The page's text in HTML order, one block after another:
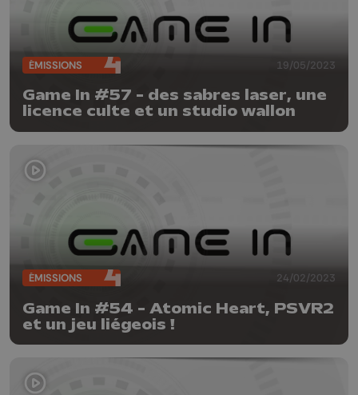
ÉMISSIONS 19/05/2023
Game In #57 - des sabres laser, une
licence culte et un studio wallon
ÉMISSIONS 24/02/2023
Game In #54 - Atomic Heart, PSVR2
et un jeu liégeois !